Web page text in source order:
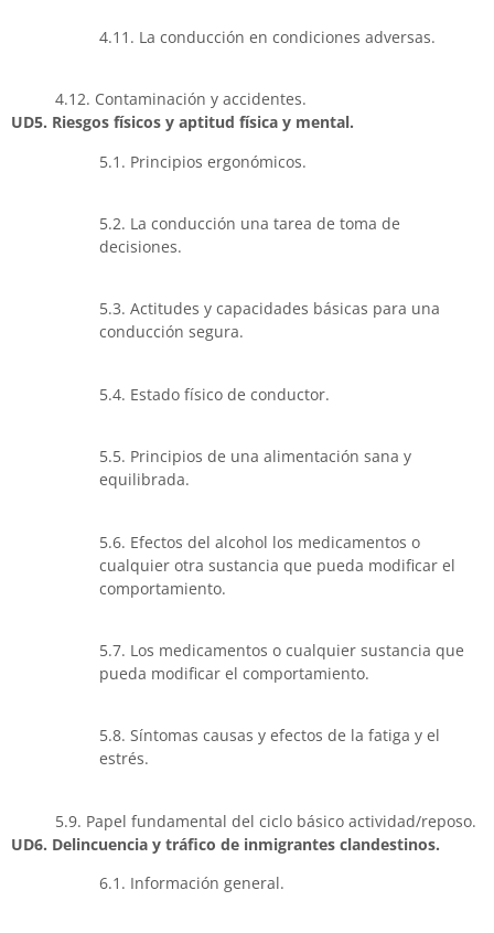
4.11. La conducción en condiciones adversas.
4.12. Contaminación y accidentes.
UD5. Riesgos físicos y aptitud física y mental.
5.1. Principios ergonómicos.
5.2. La conducción una tarea de toma de
decisiones.
5.3. Actitudes y capacidades básicas para una
conducción segura.
5.4. Estado físico de conductor.
5.5. Principios de una alimentación sana y
equilibrada.
5.6. Efectos del alcohol los medicamentos o
cualquier otra sustancia que pueda modificar el
comportamiento.
5.7. Los medicamentos o cualquier sustancia que
pueda modificar el comportamiento.
5.8. Síntomas causas y efectos de la fatiga y el
estrés.
5.9. Papel fundamental del ciclo básico actividad/reposo.
UD6. Delincuencia y tráfico de inmigrantes clandestinos.
6.1. Información general.